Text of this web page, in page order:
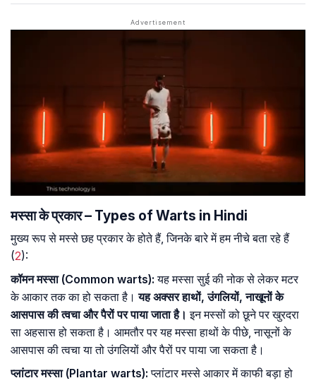
मस्सा के प्रकार – Types of Warts in Hindi
मुख्य रूप से मस्से छह प्रकार के होते हैं, जिनके बारे में हम नीचे बता रहे हैं
(2):
कॉमन मस्सा (Common warts): यह मस्सा सुई की नोक से लेकर मटर
के आकार तक का हो सकता है।यह अक्सर हाथों, उंगलियों, नाखूनों के
आसपास की त्वचा और पैरों पर पाया जाता है। इन मस्सों को छूने पर खुरदरा
सा अहसास हो सकता है। आमतौर पर यह मस्सा हाथों के पीछे, नासूनों के
आसपास की त्वचा या तो उंगलियों और पैरों पर पाया जा सकता है।
प्लांटार मस्सा (Plantar warts): प्लांटार मस्से आकार में काफी बड़ा हो